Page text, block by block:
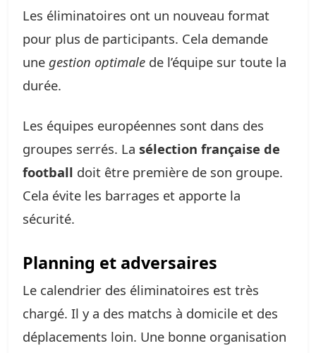
Les éliminatoires ont un nouveau format
pour plus de participants. Cela demande
une gestion optimale de l’équipe sur toute la
durée.
Les équipes européennes sont dans des
groupes serrés. La sélection française de
football doit être première de son groupe.
Cela évite les barrages et apporte la
sécurité.
Planning et adversaires
Le calendrier des éliminatoires est très
chargé. Il y a des matchs à domicile et des
déplacements loin. Une bonne organisation